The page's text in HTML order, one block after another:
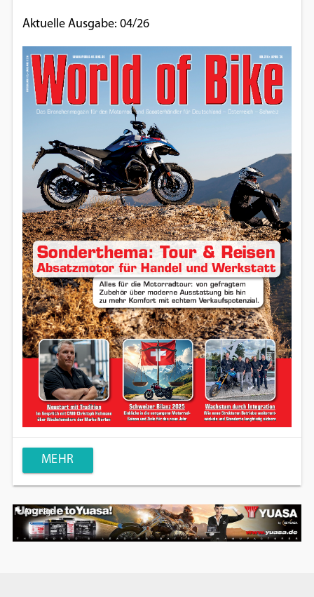
Aktuelle Ausgabe: 04/26
MEHR
Anzeige